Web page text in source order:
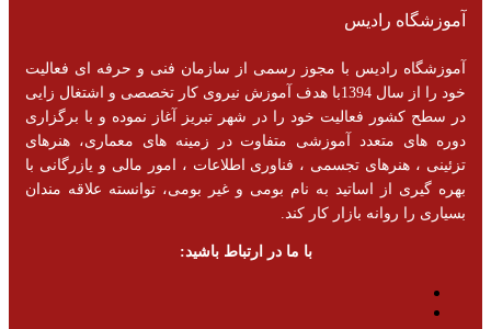
آموزشگاه رادیس
آموزشگاه رادیس با مجوز رسمی از سازمان فنی و حرفه ای فعالیت
خود را از سال 1394با هدف آموزش نیروی کار تخصصی و اشتغال زایی
در سطح کشور فعالیت خود را در شهر تبریز آغاز نموده و با برگزاری
دوره های متعدد آموزشی متفاوت در زمینه های معماری، هنرهای
تزئینی ، هنرهای تجسمی ، فناوری اطلاعات ، امور مالی و یازرگانی با
بهره گیری از اساتید به نام بومی و غیر بومی، توانسته علاقه مندان
بسیاری را روانه بازار کار کند.
با ما در ارتباط باشید: